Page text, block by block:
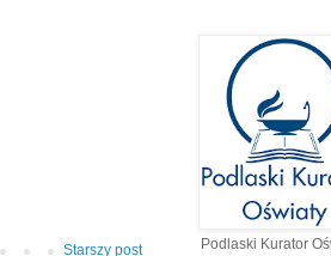
Starszy post
Podlaski Kurator